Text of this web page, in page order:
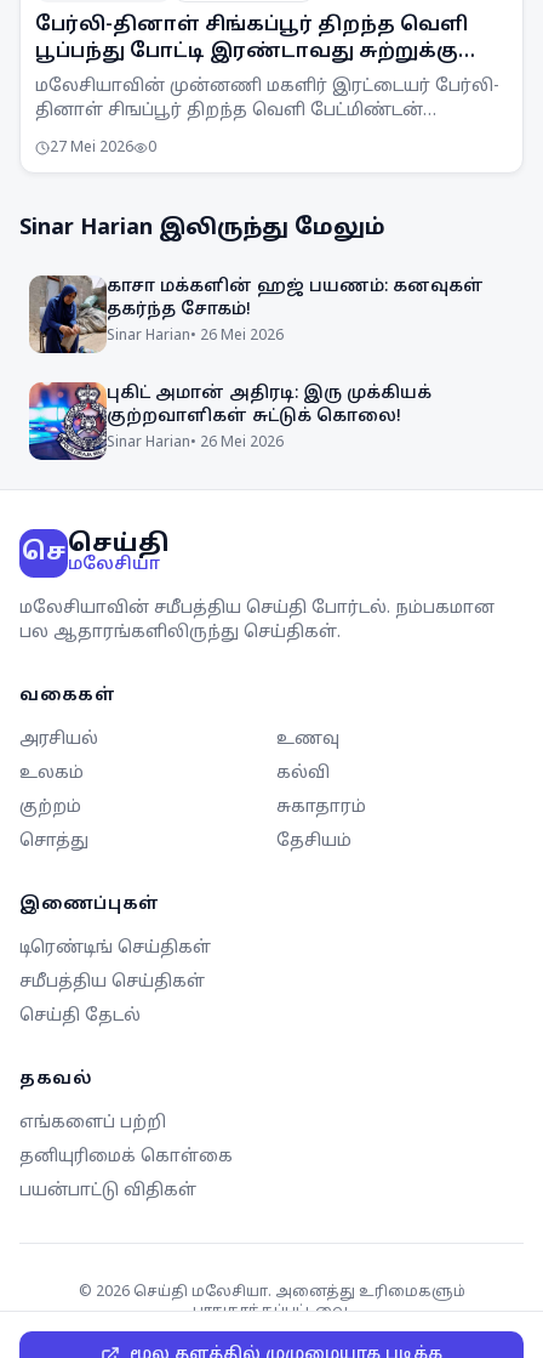
பேர்லி-தினாள் சிங்கப்பூர் திறந்த வெளி
பூப்பந்து போட்டி இரண்டாவது சுற்றுக்கு
முன்னேற்றம்
மலேசியாவின் முன்னணி மகளிர் இரட்டையர் பேர்லி-
தினாள் சிஙப்பூர் திறந்த வெளி பேட்மிண்டன்
போட்டியின் இரண்டாம் சுற்றுக்கு முன்னேறினர்.
சவாலான முதல் சுற்றில் தென்கொரியாவை வீழ்த்தி
27 Mei 2026 0
Sinar Harian இலிருந்து மேலும்
காசா மக்களின் ஹஜ் பயணம்: கனவுகள்
தகர்ந்த சோகம்!
Sinar Harian• 26 Mei 2026
புகிட் அமான் அதிரடி: இரு முக்கியக்
குற்றவாளிகள் சுட்டுக் கொலை!
Sinar Harian• 26 Mei 2026
செசெய்தி
மலேசியா
மலேசியாவின் சமீபத்திய செய்தி போர்டல். நம்பகமான
பல ஆதாரங்களிலிருந்து செய்திகள்.
வகைகள்
அரசியல்
உணவு
உலகம்
கல்வி
குற்றம்
சுகாதாரம்
சொத்து
தேசியம்
இணைப்புகள்
டிரெண்டிங் செய்திகள்
சமீபத்திய செய்திகள்
செய்தி தேடல்
தகவல்
எங்களைப் பற்றி
தனியுரிமைக் கொள்கை
பயன்பாட்டு விதிகள்
© 2026செய்தி மலேசியா. அனைத்து உரிமைகளும்
பாதுகாக்கப்பட்டவை.